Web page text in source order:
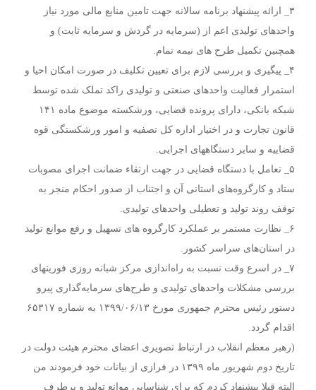
۳_ ارائه پیشنهاد برنامه سالانه جهت تامین منابع مالی مورد نیاز
واحدهای تولیدی اعم از (سرمایه در گردش و سرمایه ثابت) و
همچنین تکمیل طرح های نیمه تمام.
۴_ پیگیری و بررسی لازم برای تعیین تکلیف در صورت امکان احیا و
استمرار فعالیت واحدهای صنعتی و تولیدی راکد تملک شده توسط
شبکه بانکی، دارای پرونده قضایی، ورشکسته موضوع ماده ۱۴۱
قانون تجارت و در اختیار اداره کل تصفیه و امور ورشکستگی قوه
قضاییه و سایر دستگاههای اجرایی.
۵_ تعامل با دستگاه قضایی در جهت ارتقاء ضمانت اجرای مصوبات
ستاد و کارگروه‌های استانی آن و اجتناب از صدور احکام منجر به
توقف روند تولید و تعطیلی واحدهای تولیدی.
۶_ نظارت مستمر بر عملکرد کارگروه های تسهیل و رفع موانع تولید
در استان‌های سراسر کشور.
۷_ در اسرع وقت نسبت به راه‌اندازی مرکز شبانه روزی فوریتهای
بررسی مشکلات واحدهای تولیدی و طرح‌های سرمایه‌گذاری پیرو
دستور رئیس محترم جمهوری مورخ ۱۳۹۹/۰۶/۱۳ به شماره ۶۵۳۱۷
اقدام گردد.
(رهبر معظم انقلاب در ارتباط تصویری اعضای محترم هیئت دولت در
تاریخ دوم شهریور ماه ۱۳۹۹ در فرازی از بیانات خود فرمودند من
البته قبلا پیشنهاد کردم که برای شناسایی موانع تولید و برطرف